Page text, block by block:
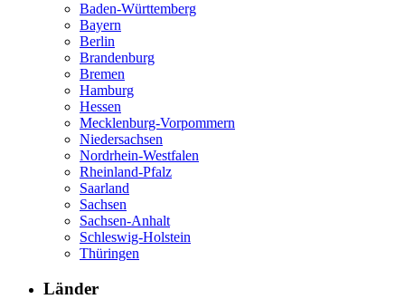
Baden-Württemberg
Bayern
Berlin
Brandenburg
Bremen
Hamburg
Hessen
Mecklenburg-Vorpommern
Niedersachsen
Nordrhein-Westfalen
Rheinland-Pfalz
Saarland
Sachsen
Sachsen-Anhalt
Schleswig-Holstein
Thüringen
Länder